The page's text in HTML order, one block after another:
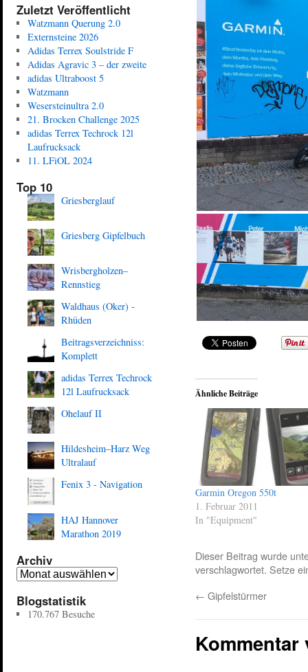
Ähnliche Beiträge
Garmin Oregon 550t
1. Februar 2011
In "Equipment"
Dieser Beitrag wurde
verschlagwortet. Setze
← Gipfelstürmer
Kommentar
Zuletzt Veröffentlicht
Watzmann Querung 2.0
Externsteine 2026
Adidas Terrex Soulstride F
Adidas Agravic 3 – der zweite
adidas Ultraboost 5
Watzmann
Wesersteinultra 2.0
21. Brocken Challenge 2025
adidas Terrex Techrock 12l
Laufrucksack
11. LFiOL 2024
Top 10
Griesberglauf
Griesberg Gipfelbuch
Wrisbergholzen–
Rennstieg
Waldhaus (Oker) -
Rhüden
Beitragsverzeichniss:
Komplett
adidas Terrex Techrock
12l Laufrucksack
Ohelauf II
Hildesheim–Harz Weg
Ultralauf
Fenix 3 - Navigation
HAJ Hannover
Marathon 2019
Archiv
Blogstatistik
170.767 Besuche